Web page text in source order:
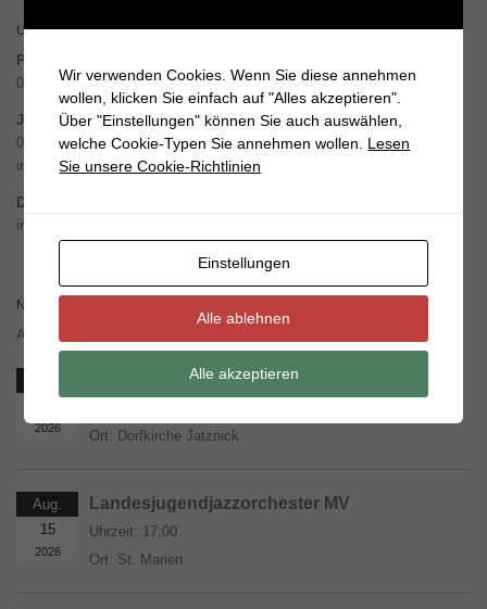
UNSERE NÄCHSTEN GOTTESDIENSTE
Pasewalk – Marienkirche
09. August – 10 Uhr
Jatznick / Belling
09. August – 16 Uhr Konzert aus der Konzertreihe „Dorfkircheklingt“
in
Jatznick
Dargitz-Stolzenburg
in Planung
NÄCHSTE VERANSTALTUNGEN
Alle Termine unter Vorbehalt.
2026
Schwester Mond und die Sterne
Ort: Dorfkirche Jatznick
Aug.
15
2026
Landesjugendjazzorchester MV
Uhrzeit: 17:00
Ort: St. Marien
Wir verwenden Cookies. Wenn Sie diese annehmen
wollen, klicken Sie einfach auf "Alles akzeptieren".
Über "Einstellungen" können Sie auch auswählen,
welche Cookie-Typen Sie annehmen wollen. Lesen
Sie unsere Cookie-Richtlinien
Einstellungen
Alle ablehnen
Alle akzeptieren